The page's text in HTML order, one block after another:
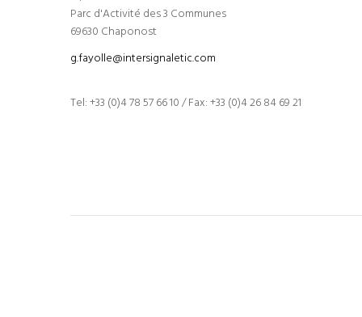
Parc d'Activité des 3 Communes
69630 Chaponost
g.fayolle@intersignaletic.com
Tel: +33 (0)4 78 57 66 10 / Fax: +33 (0)4 26 84 69 21